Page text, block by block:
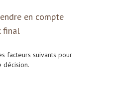
en compte
final
facteurs suivants pour